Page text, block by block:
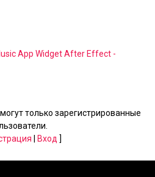
App Widget After Effect -
только зарегистрированные
Вход ]